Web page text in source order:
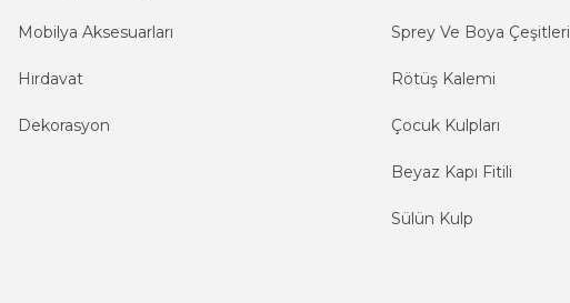
Mobilya Aksesuarları
Hırdavat
Dekorasyon
Sprey Ve Boya Çeşitleri
Rötüş Kalemi
Çocuk Kulpları
Beyaz Kapı Fitili
Sülün Kulp